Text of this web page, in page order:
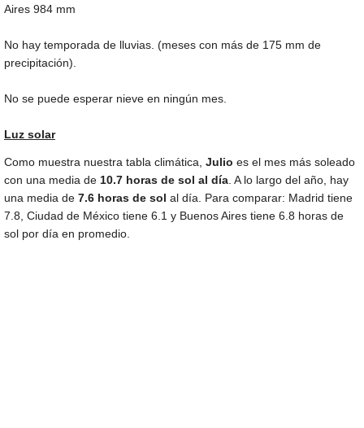
Aires 984 mm
No hay temporada de lluvias. (meses con más de 175 mm de
precipitación).
No se puede esperar nieve en ningún mes.
Luz solar
Como muestra nuestra tabla climática, Julio es el mes más soleado
con una media de 10.7 horas de sol al día . A lo largo del año, hay
una media de 7.6 horas de sol al día. Para comparar: Madrid tiene
7.8, Ciudad de México tiene 6.1 y Buenos Aires tiene 6.8 horas de
sol por día en promedio.